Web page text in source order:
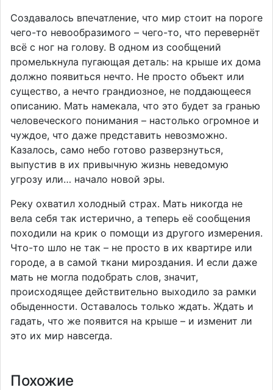
Создавалось впечатление, что мир стоит на пороге
чего-то невообразимого – чего-то, что перевернёт
всё с ног на голову. В одном из сообщений
промелькнула пугающая деталь: на крыше их дома
должно появиться нечто. Не просто объект или
существо, а нечто грандиозное, не поддающееся
описанию. Мать намекала, что это будет за гранью
человеческого понимания – настолько огромное и
чуждое, что даже представить невозможно.
Казалось, само небо готово разверзнуться,
выпустив в их привычную жизнь неведомую
угрозу или… начало новой эры.
Реку охватил холодный страх. Мать никогда не
вела себя так истерично, а теперь её сообщения
походили на крик о помощи из другого измерения.
Что-то шло не так – не просто в их квартире или
городе, а в самой ткани мироздания. И если даже
мать не могла подобрать слов, значит,
происходящее действительно выходило за рамки
обыденности. Оставалось только ждать. Ждать и
гадать, что же появится на крыше – и изменит ли
это их мир навсегда.
Похожие